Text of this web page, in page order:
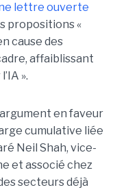
lettre ouverte
propositions «
cause des
affaiblissant
».
en faveur
cumulative liée
Neil Shah, vice-
et associé chez
secteurs déjà